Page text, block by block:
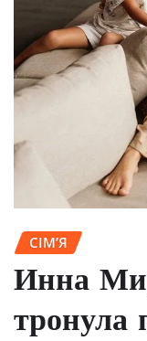
СІМ’Я
Инна
тронула